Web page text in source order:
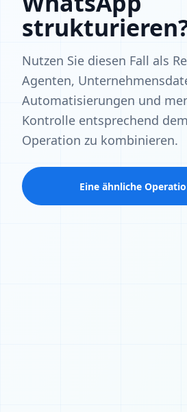
Nutzen Sie diesen Fall als
Agenten,
Automatisierungen und
Kontrolle entsprechend
Operation zu kombinieren.
Eine ähnliche